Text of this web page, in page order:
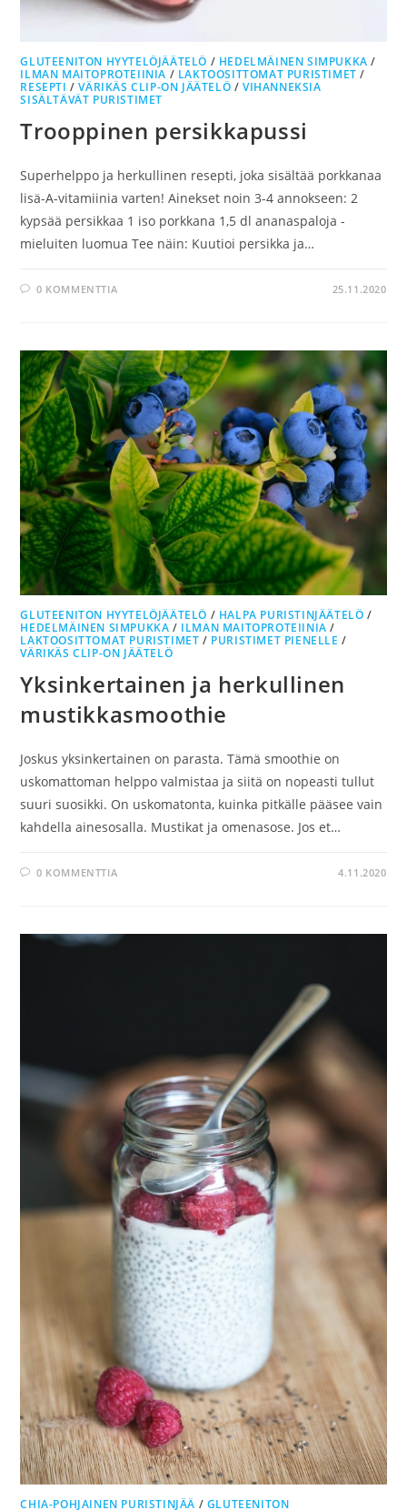
GLUTEENITON HYYTELÖJÄÄTELÖ / HEDELMÄINEN SIMPUKKA /
ILMAN MAITOPROTEIINIA / LAKTOOSITTOMAT PURISTIMET /
RESEPTI /VÄRIKÄS CLIP-ON JÄÄTELÖ /VIHANNEKSIA
SISÄLTÄVÄT PURISTIMET
Trooppinen persikkapussi
Superhelppo ja herkullinen resepti, joka sisältää porkkanaa
lisä-A-vitamiinia varten! Ainekset noin 3-4 annokseen: 2
kypsää persikkaa 1 iso porkkana 1,5 dl ananaspaloja -
mieluiten luomua Tee näin: Kuutioi persikka ja…
0 KOMMENTTIA 25.11.2020
GLUTEENITON HYYTELÖJÄÄTELÖ / HALPA PURISTINJÄÄTELÖ /
HEDELMÄINEN SIMPUKKA / ILMAN MAITOPROTEIINIA /
LAKTOOSITTOMAT PURISTIMET / PURISTIMET PIENELLE /
VÄRIKÄS CLIP-ON JÄÄTELÖ
Yksinkertainen ja herkullinen
mustikkasmoothie
Joskus yksinkertainen on parasta. Tämä smoothie on
uskomattoman helppo valmistaa ja siitä on nopeasti tullut
suuri suosikki. On uskomatonta, kuinka pitkälle pääsee vain
kahdella ainesosalla. Mustikat ja omenasose. Jos et…
0 KOMMENTTIA 4.11.2020
CHIA-POHJAINEN PURISTINJÄÄ / GLUTEENITON